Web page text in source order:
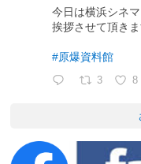
今日は横浜シネ
挨拶させて頂き
#原爆資料館
3 8